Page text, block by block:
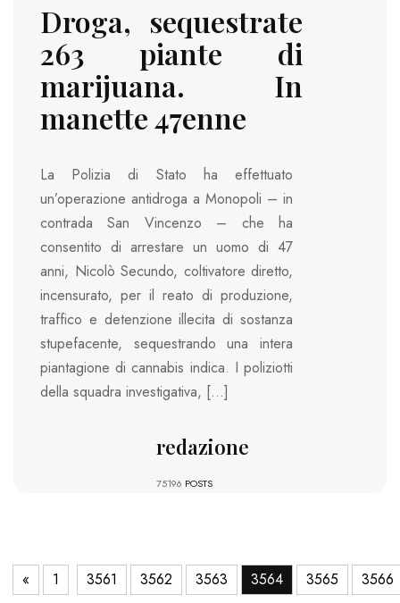
Droga, sequestrate
263 piante di
marijuana. In
manette 47enne
La Polizia di Stato ha effettuato
un’operazione antidroga a Monopoli – in
contrada San Vincenzo – che ha
consentito di arrestare un uomo di 47
anni, Nicolò Secundo, coltivatore diretto,
incensurato, per il reato di produzione,
traffico e detenzione illecita di sostanza
stupefacente, sequestrando una intera
piantagione di cannabis indica. I poliziotti
della squadra investigativa, […]
redazione
75196 POSTS
« 1 3561 3562 3563 3564 3565 3566